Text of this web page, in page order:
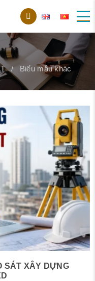
Biểu mẫu khác
SÁT XÂY DỰNG